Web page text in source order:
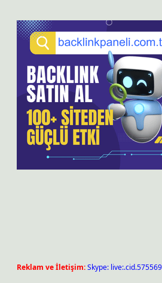
Reklam ve İletişim:Skype: